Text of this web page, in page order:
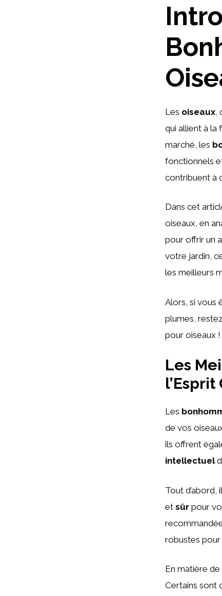
Les oiseaux
qui allient à la
marché, les
fonctionnels
contribuent à
Dans cet
oiseaux, en
pour offrir un
votre jardin,
les meilleurs
Alors, si vous
plumes,
pour oiseaux !
Les
Les
de vos
ils offrent
intellectuel
Tout d’abord,
et sûr pour
robustes pour
En matière de
Certains sont